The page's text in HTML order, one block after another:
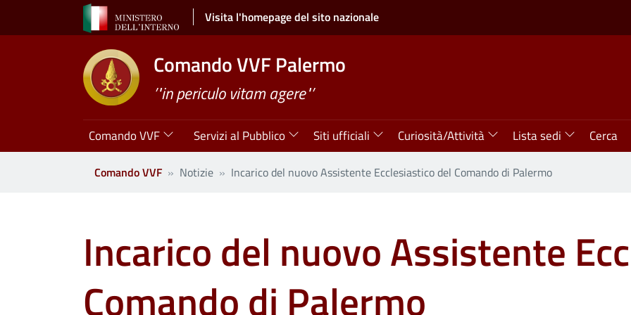
Salta al contenuto principale Visita l'homepage del sito nazionale
Comando VVF Palermo
’"in periculo vitam agere"’
Navigazione principale
Comando VVF Servizi al Pubblico Siti ufficiali Curiosità/Attività Lista sedi Cerca
Comando VVF Notizie Incarico del nuovo Assistente Ecclesiastico del Comando di Palermo
Incarico del nuovo Assistente
Comando di Palermo